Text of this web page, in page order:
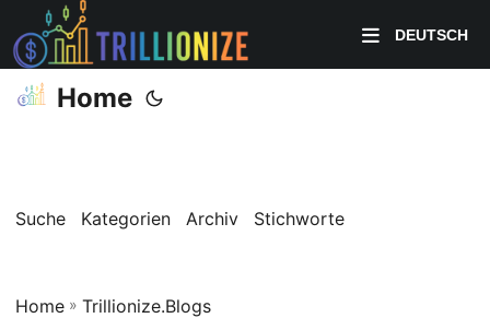
DEUTSCH
Home
Suche Kategorien Archiv Stichworte
Home » Trillionize.Blogs